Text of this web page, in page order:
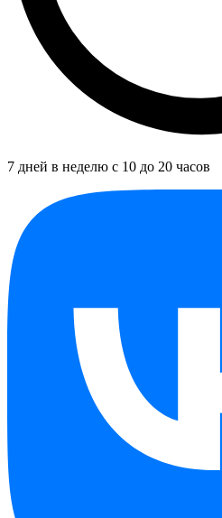
7 дней в неделю с 10 до 20 часов